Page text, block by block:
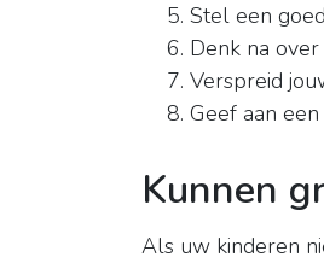
Stel een
Denk na
Verspreid
Geef aan
Kunnen
Als uw kinderen